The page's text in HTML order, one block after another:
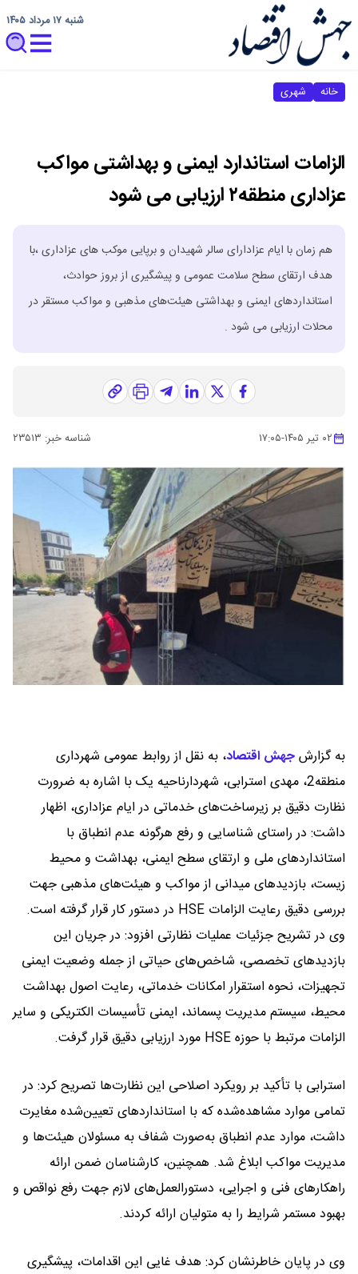
شنبه ۱۷ مرداد ۱۴۰۵
خانه شهری
الزامات استاندارد ایمنی و بهداشتی مواکب
عزاداری منطقه۲ ارزیابی می شود
هم زمان با ایام عزادارای سالر شهیدان و برپایی موکب های عزاداری ،با
هدف ارتقای سطح سلامت عمومی و پیشگیری از بروز حوادث،
استانداردهای ایمنی و بهداشتی هیئت‌های مذهبی و مواکب مستقر در
محلات ارزیابی می شود .
۰۲ تیر ۱۴۰۵ -۱۷:۰۵ شناسه خبر: ۲۳۵۱۳
به گزارشجهش اقتصاد، به نقل از روابط عمومی شهرداری
منطقه2، مهدی استرابی، شهردارناحیه یک با اشاره به ضرورت
نظارت دقیق بر زیرساخت‌های خدماتی در ایام عزاداری، اظهار
داشت: در راستای شناسایی و رفع هرگونه عدم انطباق با
استانداردهای ملی و ارتقای سطح ایمنی، بهداشت و محیط
زیست، بازدیدهای میدانی از مواکب و هیئت‌های مذهبی جهت
بررسی دقیق رعایت الزامات HSE در دستور کار قرار گرفته است.
وی در تشریح جزئیات عملیات نظارتی افزود: در جریان این
بازدیدهای تخصصی، شاخص‌های حیاتی از جمله وضعیت ایمنی
تجهیزات، نحوه استقرار امکانات خدماتی، رعایت اصول بهداشت
محیط، سیستم مدیریت پسماند، ایمنی تأسیسات الکتریکی و سایر
الزامات مرتبط با حوزه HSE مورد ارزیابی دقیق قرار گرفت.
استرابی با تأکید بر رویکرد اصلاحی این نظارت‌ها تصریح کرد: در
تمامی موارد مشاهده‌شده که با استانداردهای تعیین‌شده مغایرت
داشت، موارد عدم انطباق به‌صورت شفاف به مسئولان هیئت‌ها و
مدیریت مواکب ابلاغ شد. همچنین، کارشناسان ضمن ارائه
راهکارهای فنی و اجرایی، دستورالعمل‌های لازم جهت رفع نواقص و
بهبود مستمر شرایط را به متولیان ارائه کردند.
وی در پایان خاطرنشان کرد: هدف غایی این اقدامات، پیشگیری